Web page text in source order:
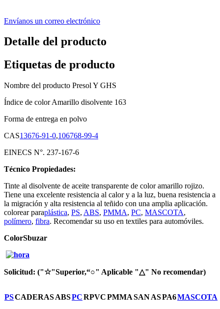
Envíanos un correo electrónico
Detalle del producto
Etiquetas de producto
Nombre del producto Presol Y GHS
Índice de color Amarillo disolvente 163
Forma de entrega en polvo
CAS13676-91-0,106768-99-4
EINECS N°. 237-167-6
Técnico Propiedades:
Tinte al disolvente de aceite transparente de color amarillo rojizo.
Tiene una excelente resistencia al calor y a la luz, buena resistencia a
la migración y alta resistencia al teñido con una amplia aplicación.
colorear paraplástica, PS, ABS, PMMA, PC, MASCOTA,
polímero, fibra. Recomendar su uso en textiles para automóviles.
ColorSbuzar
Solicitud: ("☆"Superior,“○" Aplicable "△" No recomendar)
PSCADERASABSPCRPVCPMMASANASPA6MASCOTA